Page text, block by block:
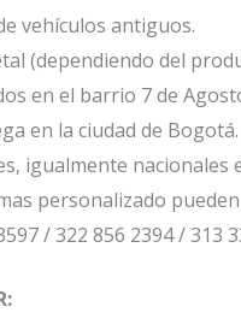
vehículos antiguos.
(dependiendo del
en el barrio 7 de
en la ciudad de Bogotá.
igualmente nacionales
personalizado
/ 322 856 2394 / 313